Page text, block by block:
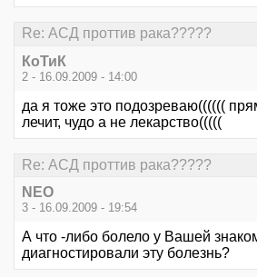
Re: АСД проттив рака?????
КоТиК
2 - 16.09.2009 - 14:00
да я тоже это подозреваю((((((
лечит, чудо а не лекарство(((((
Re: АСД проттив рака?????
NEO
3 - 16.09.2009 - 19:54
А что -либо болело у Вашей
диагностировали эту болезнь?